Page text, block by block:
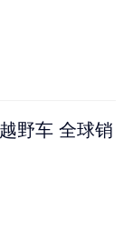
野车 全球销